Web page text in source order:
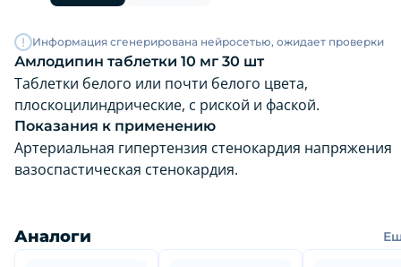
Информация сгенерирована нейросетью, ожидает проверки
Амлодипин таблетки 10 мг 30 шт
Таблетки белого или почти белого цвета,
плоскоцилиндрические, с риской и фаской.
Показания к применению
Артериальная гипертензия стенокардия напряжения
вазоспастическая стенокардия.
Аналоги